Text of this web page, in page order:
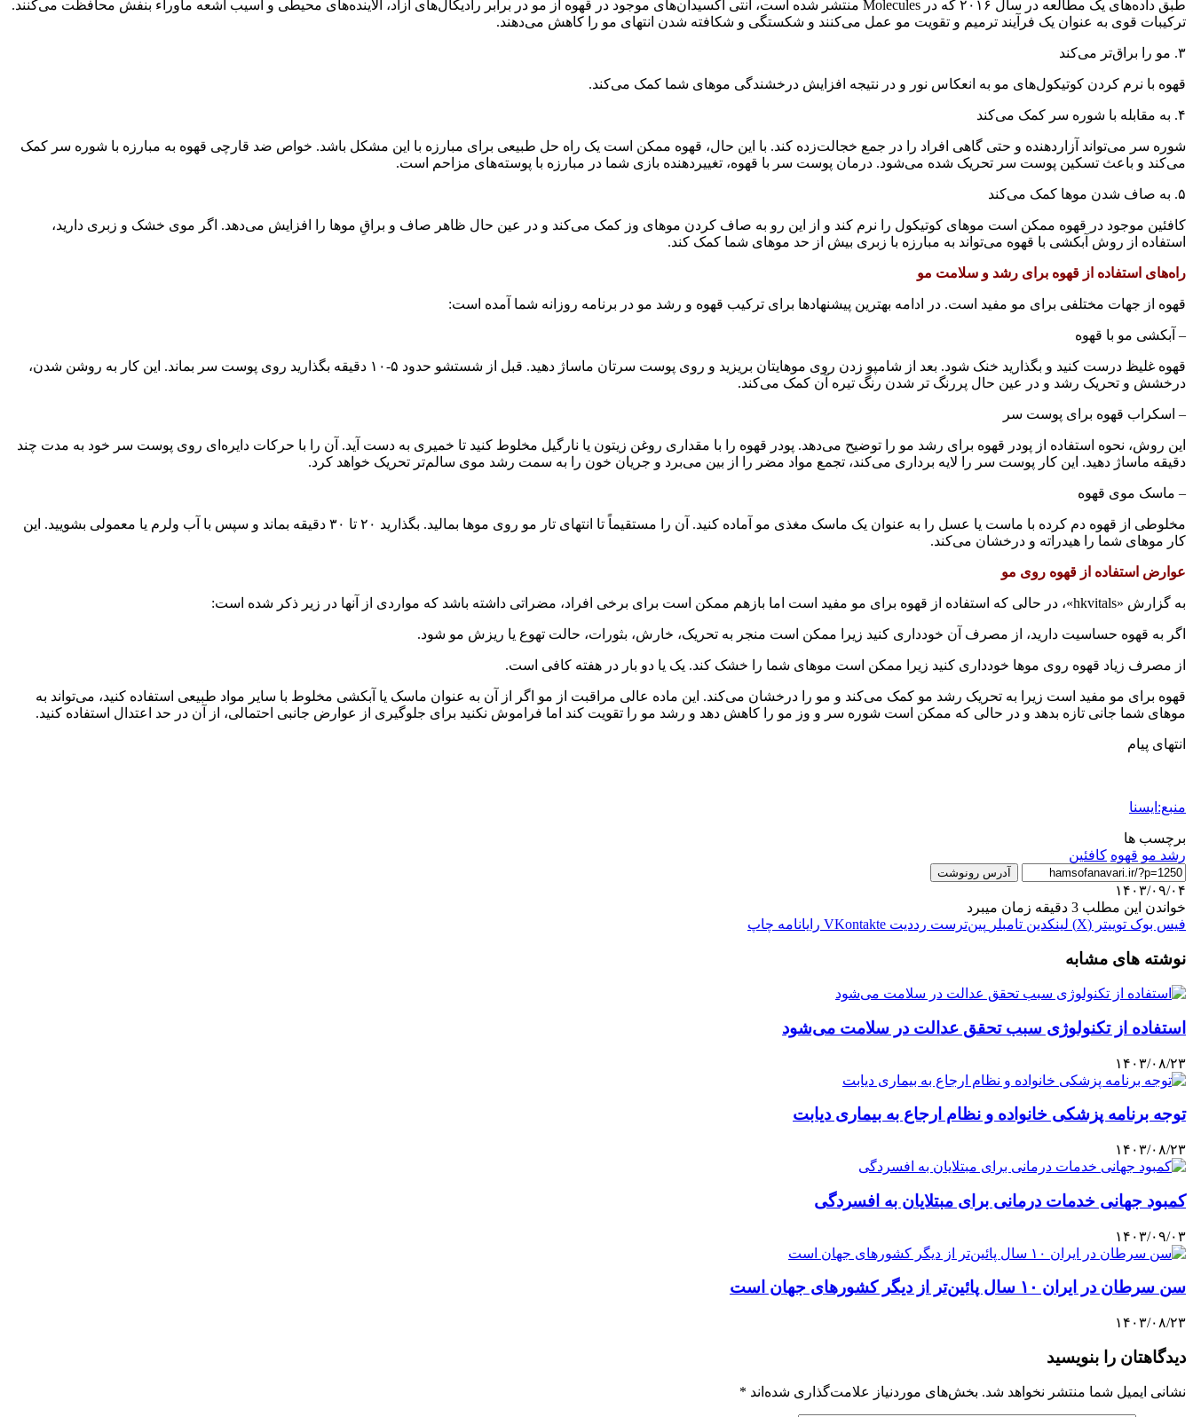
طبق داده‌های یک مطالعه در سال ۲۰۱۶ که در Molecules منتشر شده است، آنتی اکسیدان‌های موجود در قهوه از مو در برابر رادیکال‌های آزاد، آلاینده‌های محیطی و آسیب اشعه ماوراء بنفش محافظت می‌کنند.
ترکیبات قوی به عنوان یک فرآیند ترمیم و تقویت مو عمل می‌کنند و شکستگی و شکافته شدن انتهای مو را کاهش می‌دهند.
۳. مو را براق‌تر می‌کند
قهوه با نرم کردن کوتیکول‌های مو به انعکاس نور و در نتیجه افزایش درخشندگی موهای شما کمک می‌کند.
۴. به مقابله با شوره سر کمک می‌کند
شوره سر می‌تواند آزاردهنده و حتی گاهی افراد را در جمع خجالت‌زده کند. با این حال، قهوه ممکن است یک راه حل طبیعی برای مبارزه با این مشکل باشد. خواص ضد قارچی قهوه به مبارزه با شوره سر کمک
می‌کند و باعث تسکین پوست سر تحریک شده می‌شود. درمان پوست سر با قهوه، تغییردهنده بازی شما در مبارزه با پوسته‌های مزاحم است.
۵. به صاف شدن موها کمک می‌کند
کافئین موجود در قهوه ممکن است موهای کوتیکول را نرم کند و از این رو به صاف کردن موهای وز کمک می‌کند و در عین حال ظاهر صاف و براقِ موها را افزایش می‌دهد. اگر موی خشک و زبری دارید،
استفاده از روش آبکشی با قهوه می‌تواند به مبارزه با زبری بیش از حد موهای شما کمک کند.
راه‌های استفاده از قهوه برای رشد و سلامت مو
قهوه از جهات مختلفی برای مو مفید است. در ادامه بهترین پیشنهادها برای ترکیب قهوه و رشد مو در برنامه روزانه شما آمده است:
– آبکشی مو با قهوه
قهوه غلیظ درست کنید و بگذارید خنک شود. بعد از شامپو زدن روی موهایتان بریزید و روی پوست سرتان ماساژ دهید. قبل از شستشو حدود ۵-۱۰ دقیقه بگذارید روی پوست سر بماند. این کار به روشن شدن،
درخشش و تحریک رشد و در عین حال پررنگ تر شدن رنگ تیره آن کمک می‌کند.
– اسکراب قهوه برای پوست سر
این روش، نحوه استفاده از پودر قهوه برای رشد مو را توضیح می‌دهد. پودر قهوه را با مقداری روغن زیتون یا نارگیل مخلوط کنید تا خمیری به دست آید. آن را با حرکات دایره‌ای روی پوست سر خود به مدت چند
دقیقه ماساژ دهید. این کار پوست سر را لایه برداری می‌کند، تجمع مواد مضر را از بین می‌برد و جریان خون را به سمت رشد موی سالم‌تر تحریک خواهد کرد.
– ماسک موی قهوه
مخلوطی از قهوه دم کرده با ماست یا عسل را به عنوان یک ماسک مغذی مو آماده کنید. آن را مستقیماً تا انتهای تار مو روی موها بمالید. بگذارید ۲۰ تا ۳۰ دقیقه بماند و سپس با آب ولرم یا معمولی بشویید. این
کار موهای شما را هیدراته و درخشان می‌کند.
عوارض استفاده از قهوه روی مو
به گزارش «hkvitals»، در حالی که استفاده از قهوه برای مو مفید است اما بازهم ممکن است برای برخی افراد، مضراتی داشته باشد که مواردی از آنها در زیر ذکر شده است:
اگر به قهوه حساسیت دارید، از مصرف آن خودداری کنید زیرا ممکن است منجر به تحریک، خارش، بثورات، حالت تهوع یا ریزش مو شود.
از مصرف زیاد قهوه روی موها خودداری کنید زیرا ممکن است موهای شما را خشک کند. یک یا دو بار در هفته کافی است.
قهوه برای مو مفید است زیرا به تحریک رشد مو کمک می‌کند و مو را درخشان می‌کند. این ماده عالی مراقبت از مو اگر از آن به عنوان ماسک یا آبکشی مخلوط با سایر مواد طبیعی استفاده کنید، می‌تواند به
موهای شما جانی تازه بدهد و در حالی که ممکن است شوره سر و وز مو را کاهش دهد و رشد مو را تقویت کند اما فراموش نکنید برای جلوگیری از عوارض جانبی احتمالی، از آن در حد اعتدال استفاده کنید.
انتهای پیام
منبع:ایسنا
برچسب ها
رشد مو قهوه کافئین
آدرس رونوشت
۱۴۰۳/۰۹/۰۴
خواندن این مطلب 3 دقیقه زمان میبرد
فیس بوک توییتر (X) لینکدین ‫تامبلر ‫پین‌ترست ‫رددیت ‫VKontakte رایانامه چاپ
نوشته های مشابه
استفاده از تکنولوژی سبب تحقق عدالت در سلامت می‌شود
۱۴۰۳/۰۸/۲۳
توجه برنامه پزشکی خانواده و نظام ارجاع به بیماری دیابت
۱۴۰۳/۰۸/۲۳
کمبود جهانی خدمات درمانی برای مبتلایان به افسردگی
۱۴۰۳/۰۹/۰۳
سن سرطان‌ در ایران ۱۰ سال پائین‌تر از دیگر کشورهای جهان است
۱۴۰۳/۰۸/۲۳
دیدگاهتان را بنویسید
نشانی ایمیل شما منتشر نخواهد شد. بخش‌های موردنیاز علامت‌گذاری شده‌اند *